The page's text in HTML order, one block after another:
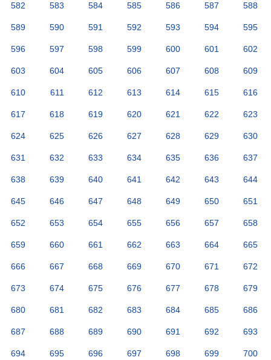
582 583 584 585 586 587 588
589 590 591 592 593 594 595
596 597 598 599 600 601 602
603 604 605 606 607 608 609
610 611 612 613 614 615 616
617 618 619 620 621 622 623
624 625 626 627 628 629 630
631 632 633 634 635 636 637
638 639 640 641 642 643 644
645 646 647 648 649 650 651
652 653 654 655 656 657 658
659 660 661 662 663 664 665
666 667 668 669 670 671 672
673 674 675 676 677 678 679
680 681 682 683 684 685 686
687 688 689 690 691 692 693
694 695 696 697 698 699 700